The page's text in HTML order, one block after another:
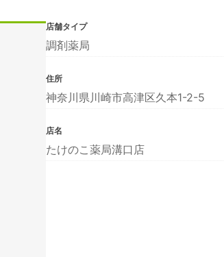
店舗タイプ
調剤薬局
住所
神奈川県川崎市高津区久本1-2-5
店名
たけのこ薬局溝口店